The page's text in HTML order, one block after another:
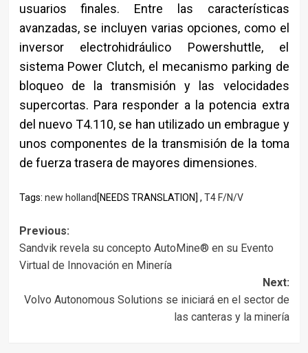
usuarios finales. Entre las características
avanzadas, se incluyen varias opciones, como el
inversor electrohidráulico Powershuttle, el
sistema Power Clutch, el mecanismo parking de
bloqueo de la transmisión y las velocidades
supercortas. Para responder a la potencia extra
del nuevo T4.110, se han utilizado un embrague y
unos componentes de la transmisión de la toma
de fuerza trasera de mayores dimensiones.
Tags: new holland [NEEDS TRANSLATION] , T4 F/N/V
Post
navigation
Previous:
Sandvik revela su concepto AutoMine® en su Evento
Virtual de Innovación en Minería
Next:
Volvo Autonomous Solutions se iniciará en el sector de
las canteras y la minería